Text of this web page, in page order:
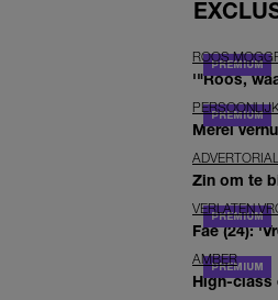
ROOS
'"Roos,
Merel
ADVERTORIAL
Zin om te
VERLATEN
Fae (24):
AMBER
High-class